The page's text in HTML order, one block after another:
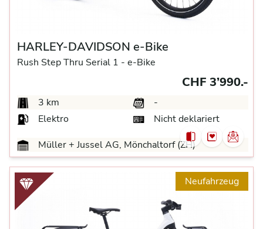
HARLEY-DAVIDSON e-Bike
Rush Step Thru Serial 1 - e-Bike
CHF 3’990.-
3 km
-
Elektro
Nicht deklariert
Müller + Jussel AG, Mönchaltorf (ZH)
Neufahrzeug